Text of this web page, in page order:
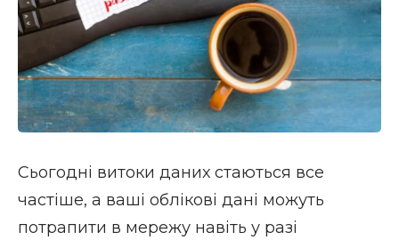
Сьогодні витоки даних стаються все
частіше, а ваші облікові дані можуть
потрапити в мережу навіть у разі